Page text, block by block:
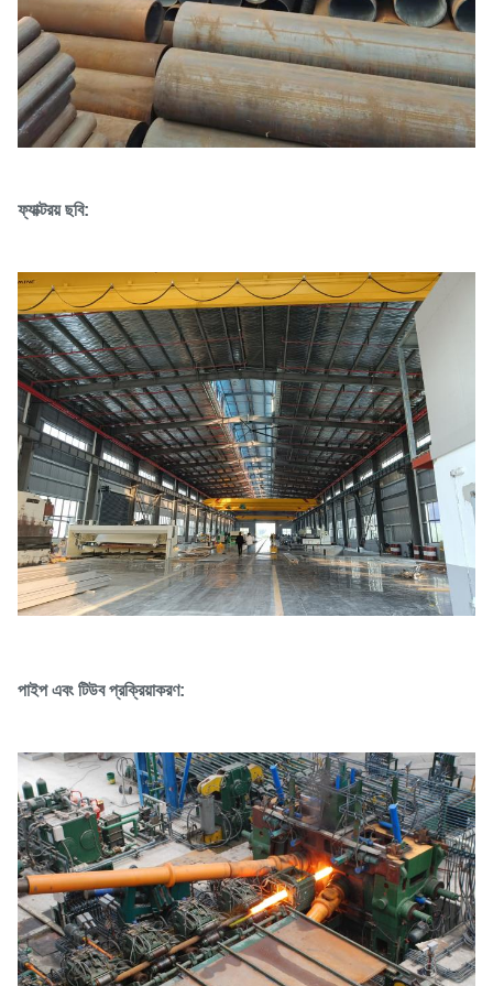
ফ্যাক্টরয় ছবি:
পাইপ এবং টিউব প্রক্রিয়াকরণ: